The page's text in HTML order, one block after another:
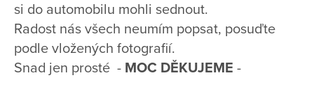
si do automobilu mohli sednout.
Radost nás všech neumím popsat, posuďte
podle vložených fotografií.
Snad jen prosté - MOC DĚKUJEME -